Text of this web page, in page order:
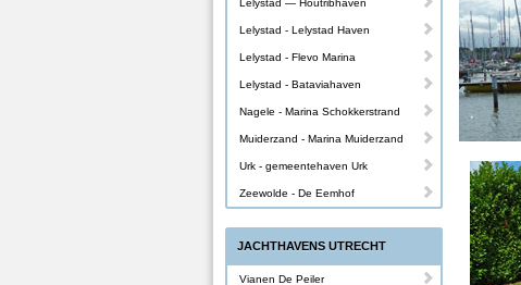
Lelystad — Houtribhaven
Lelystad - Lelystad Haven
Lelystad - Flevo Marina
Lelystad - Bataviahaven
Nagele - Marina Schokkerstrand
Muiderzand - Marina Muiderzand
Urk - gemeentehaven Urk
Zeewolde - De Eemhof
JACHTHAVENS UTRECHT
Vianen De Peiler